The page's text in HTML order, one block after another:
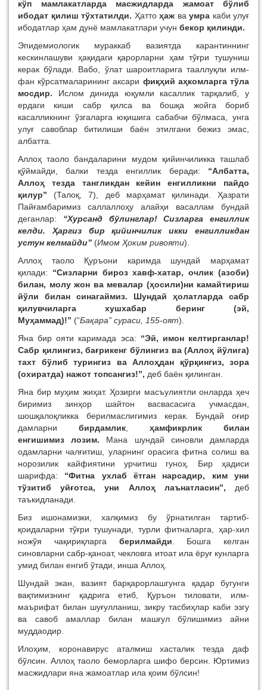
кўп мамлакатларда масжидларда жамоат бўлиб
ибодат қилиш тўхтатилди. Ҳатто ҳаж ва умра каби улуғ
ибодатлар ҳам дунё мамлакатлари учун бекор қилинди.
Эпидемиологик мураккаб вазиятда карантиннинг
кескинлашуви ҳақидаги қарорларни ҳам тўғри тушуниш
керак бўлади. Вабо, ўлат шароитларига тааллуқли илм-
фан кўрсатмаларининг аксари фиқҳий аҳкомларга тўла
мосдир.
Ислом динида юқумли касаллик тарқалиб, у
ердаги киши сабр қилса ва бошқа жойга бориб
касалликнинг ўзгаларга юқишига сабабчи бўлмаса, унга
улуғ савоблар битилиши баён этилгани бежиз эмас,
албатта.
Аллоҳ таоло бандаларини мудом қийинчиликка ташлаб
қўймайди, балки тезда енгиллик беради:
“Албатта,
Аллоҳ тезда тангликдан кейин енгилликни пайдо
қилур”
(Талоқ, 7), деб марҳамат қилинади. Ҳазрати
Пайғамбаримиз саллаллоҳу алайҳи васаллам бундай
деганлар:
“Хурсанд бўлинглар! Сизларга енгиллик
келди. Ҳаргиз бир қийинчилик икки енгилликдан
устун келмайди” (Имом Ҳоким ривояти).
Аллоҳ таоло Қуръони каримда шундай марҳамат
қилади:
“Сизларни бироз хавф-хатар, очлик (азоби)
билан, молу жон ва мевалар (ҳосили)ни камайтириш
йўли билан синагаймиз. Шундай ҳолатларда сабр
қилувчиларга хушхабар беринг (эй,
Муҳаммад)!” (“Бақара” сураси, 155-оят).
Яна бир ояти каримада эса: “Эй, имон келтирганлар!
Сабр қилингиз, бағрикенг бўлингиз ва (Аллоҳ йўлига)
тахт бўлиб турингиз ва Аллоҳдан қўрқингиз, зора
(охиратда) нажот топсангиз!”, деб баён қилинган.
Яна бир муҳим жиҳат. Ҳозирги масъулиятли онларда ҳеч
биримиз зинҳор шайтон васвасасига учмасдан,
шошқалоқликка берилмаслигимиз керак. Бундай оғир
дамларни
бирдамлик,
ҳамфикрлик билан
енгишимиз
лозим.
Мана шундай синовли дамларда
одамларни чалғитиш, уларнинг орасига фитна солиш ва
норозилик кайфиятини урчитиш гуноҳ. Бир ҳадиси
шарифда:
“Фитна ухлаб ётган нарсадир, ким уни
тўзитиб уйғотса, уни Аллоҳ лаънатласин”,
деб
таъкидланади.
Биз ишонамизки, халқимиз бу ўрнатилган тартиб-
қоидаларни тўғри тушунади, турли фитналарга, ҳар-хил
ножўя чақириқларга
берилмайди. Бошга келган
синовларни сабр-қаноат, чекловга итоат ила ёруғ кунларга
умид билан енгиб ўтади, инша Аллоҳ.
Шундай экан, вазият барқарорлашгунга қадар бугунги
вақтимизнинг қадрига етиб, Қуръон тиловати, илм-
маърифат билан шуғулланиш, зикру тасбиҳлар каби эзгу
ва савоб амаллар билан машғул бўлишимиз айни
муддаодир.
Илоҳим, коронавирус аталмиш хасталик тезда даф
бўлсин. Аллоҳ таоло беморларга шифо берсин. Юртимиз
масжидлари яна жамоатлар ила қоим бўлсин!